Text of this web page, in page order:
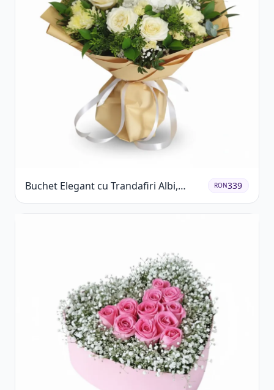
Buchet Elegant cu Trandafiri Albi,
Hortensie și Crizanteme Crem
RON339